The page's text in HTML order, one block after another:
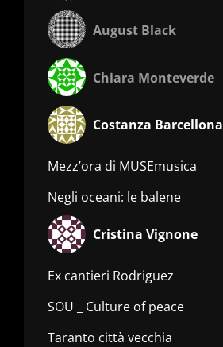
August Black
Chiara Monteverde
Costanza Barcellona
Mezz’ora di MUSEmusica
Negli oceani: le balene
Cristina Vignone
Ex cantieri Rodriguez
SOU _ Culture of peace
Taranto città vecchia